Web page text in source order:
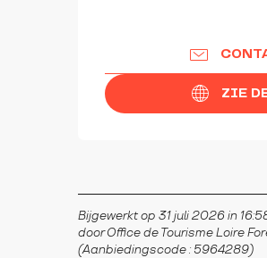
ZIE
Bijgewerkt op 31 juli 2026 in
door Office de Tourisme Loire
(Aanbiedingscode : 5964289)